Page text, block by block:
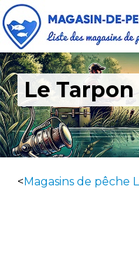
Le Tarpon
<Magasins de pêche